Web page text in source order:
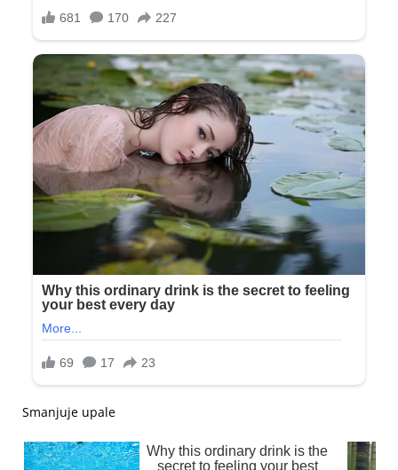
Smanjuje upale